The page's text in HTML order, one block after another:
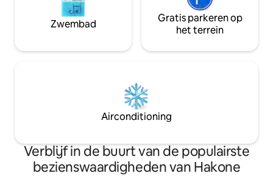
hebben wij een beveiligde parkeerplaats
voor twee auto 's op het terrein. We
kijken uit naar je bezoek. * Het is een
varieert afhankelijk van het aantal
personen in voordat je reserveert.
voelen, zelfs als
van de beste
prachtige tuinen,
We
Zwembad
Gratis parkeren op
het terrein
Airconditioning
Verblijf in de buurt van de populairste
bezienswaardigheden van Hakone